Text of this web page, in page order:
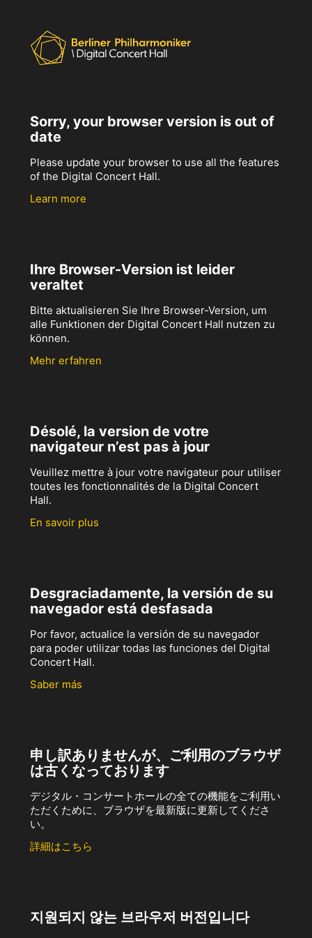
Sorry, your browser version is out of
date
Please update your browser to use all the features
of the Digital Concert Hall.
Learn more
Ihre Browser-Version ist leider
veraltet
Bitte aktualisieren Sie Ihre Browser-Version, um
alle Funktionen der Digital Concert Hall nutzen zu
können.
Mehr erfahren
Désolé, la version de votre
navigateur n’est pas à jour
Veuillez mettre à jour votre navigateur pour utiliser
toutes les fonctionnalités de la Digital Concert
Hall.
En savoir plus
Desgraciadamente, la versión de su
navegador está desfasada
Por favor, actualice la versión de su navegador
para poder utilizar todas las funciones del Digital
Concert Hall.
Saber más
申し訳ありませんが、ご利用のブラウザ
は古くなっております
デジタル・コンサートホールの全ての機能をご利用い
ただくために、ブラウザを最新版に更新してくださ
い。
詳細はこちら
지원되지 않는 브라우저 버전입니다